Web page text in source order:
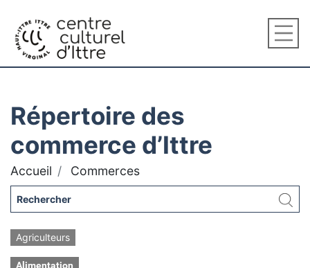
Répertoire des
commerce d’Ittre
Accueil Commerces
Agriculteurs
Alimentation